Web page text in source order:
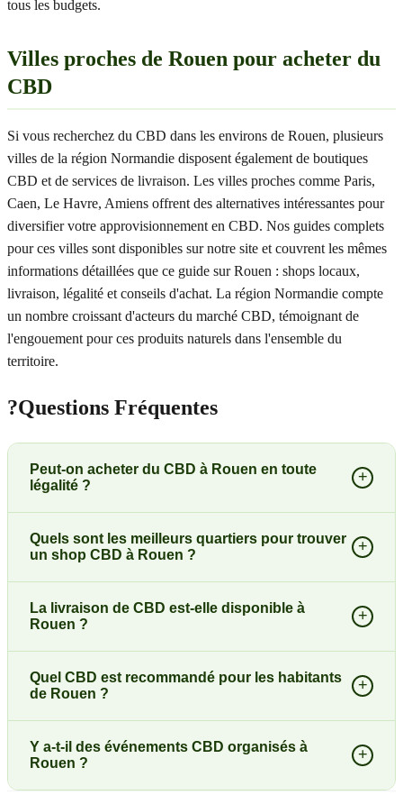
tous les budgets.
Villes proches de Rouen pour acheter du
CBD
Si vous recherchez du CBD dans les environs de Rouen, plusieurs
villes de la région Normandie disposent également de boutiques
CBD et de services de livraison. Les villes proches comme Paris,
Caen, Le Havre, Amiens offrent des alternatives intéressantes pour
diversifier votre approvisionnement en CBD. Nos guides complets
pour ces villes sont disponibles sur notre site et couvrent les mêmes
informations détaillées que ce guide sur Rouen : shops locaux,
livraison, légalité et conseils d'achat. La région Normandie compte
un nombre croissant d'acteurs du marché CBD, témoignant de
l'engouement pour ces produits naturels dans l'ensemble du
territoire.
?Questions Fréquentes
Peut-on acheter du CBD à Rouen en toute
légalité ?
+
Quels sont les meilleurs quartiers pour trouver
un shop CBD à Rouen ?
+
La livraison de CBD est-elle disponible à
Rouen ?
+
Quel CBD est recommandé pour les habitants
de Rouen ?
+
Y a-t-il des événements CBD organisés à
Rouen ?
+